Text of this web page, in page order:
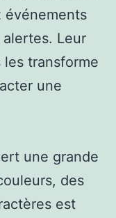
événements
Leur
transforme
une
une grande
des
est